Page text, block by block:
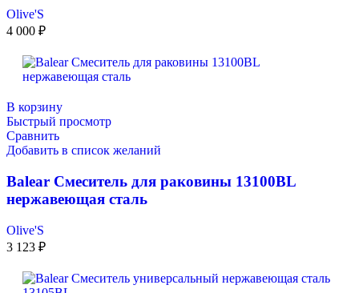
Olive'S
4 000 ₽
В корзину
Быстрый просмотр
Сравнить
Добавить в список желаний
Balear Смеситель для раковины 13100BL
нержавеющая сталь
Olive'S
3 123 ₽